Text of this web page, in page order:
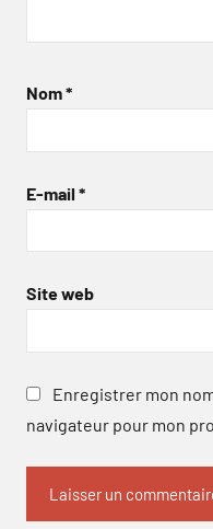
Nom*
E-mail *
Site web
Enregistrer mon
navigateur pour mon